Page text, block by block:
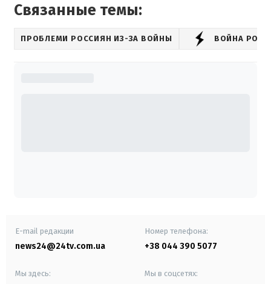
Связанные темы:
ПРОБЛЕМИ РОССИЯН ИЗ-ЗА ВОЙНЫ ВОЙНА
E-mail редакции
news24@24tv.com.ua
Номер телефона:
+38 044 390 5077
Мы здесь: Мы в соцсетях: